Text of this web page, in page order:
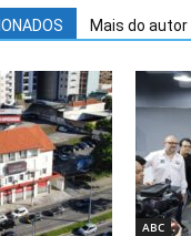
Mais do autor
ABC